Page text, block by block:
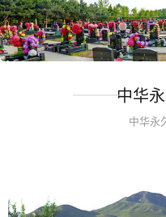
中华
中华永